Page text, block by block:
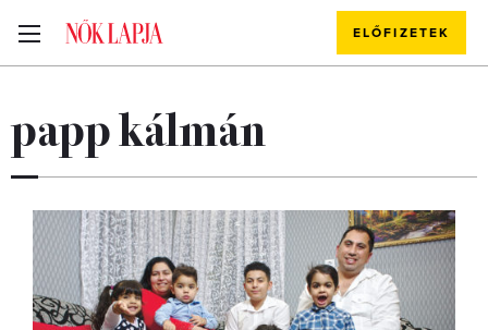
ELŐFIZETEK
papp kálmán